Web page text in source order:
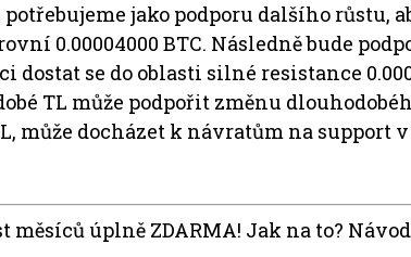
jako podporu dalšího růstu,
0.00004000 BTC. Následně bude
dostat se do oblasti silné resistance
TL může podpořit změnu
může docházet k návratům na support
měsíců úplně ZDARMA! Jak na to?